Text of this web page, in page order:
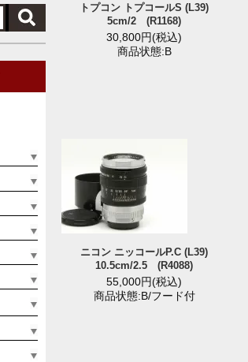
トプコン トプコールS (L39)
5cm/2 (R1168)
30,800円(税込)
商品状態:B
ニコン ニッコールP.C (L39)
10.5cm/2.5 (R4088)
55,000円(税込)
商品状態:B/フード付